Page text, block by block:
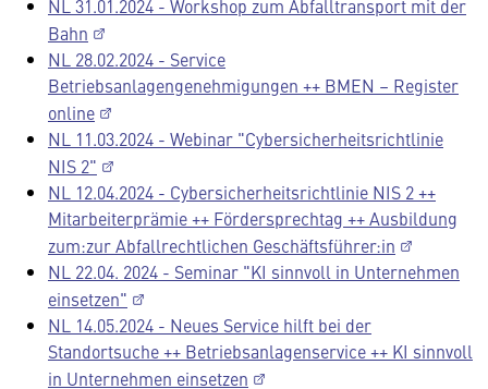
NL 31.01.2024 - Workshop zum Abfalltransport mit der
Bahn
NL 28.02.2024 - Service
Betriebsanlagengenehmigungen ++ BMEN – Register
online
NL 11.03.2024 - Webinar "Cybersicherheitsrichtlinie
NIS 2"
NL 12.04.2024 - Cybersicherheitsrichtlinie NIS 2 ++
Mitarbeiterprämie ++ Fördersprechtag ++ Ausbildung
zum:zur Abfallrechtlichen Geschäftsführer:in
NL 22.04. 2024 - Seminar "KI sinnvoll in Unternehmen
einsetzen"
NL 14.05.2024 - Neues Service hilft bei der
Standortsuche ++ Betriebsanlagenservice ++ KI sinnvoll
in Unternehmen einsetzen